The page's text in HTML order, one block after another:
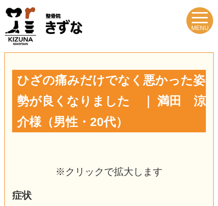
MENU
ひざの痛みだけでなく悪かった姿
勢が良くなりました ｜ 満田 涼
介様（男性・20代）
※クリックで拡大します
症状